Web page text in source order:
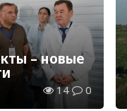
– новые
14 0